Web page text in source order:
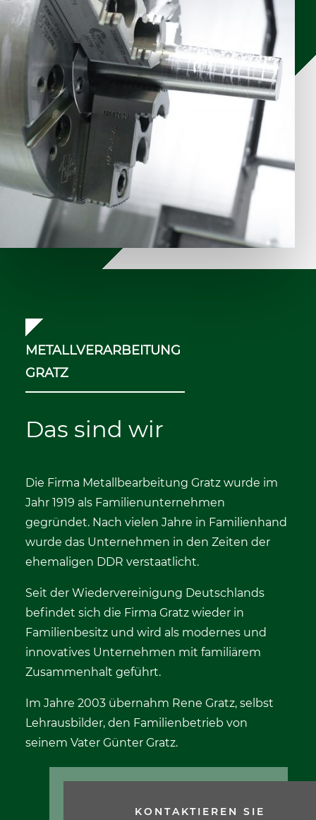
METALLVERARBEITUNG
GRATZ
Das sind wir
Die Firma Metallbearbeitung Gratz wurde im
Jahr 1919 als Familienunternehmen
gegründet. Nach vielen Jahre in Familienhand
wurde das Unternehmen in den Zeiten der
ehemaligen DDR verstaatlicht.
Seit der Wiedervereinigung Deutschlands
befindet sich die Firma Gratz wieder in
Familienbesitz und wird als modernes und
innovatives Unternehmen mit familiärem
Zusammenhalt geführt.
Im Jahre 2003 übernahm Rene Gratz, selbst
Lehrausbilder, den Familienbetrieb von
seinem Vater Günter Gratz.
KONTAKTIEREN SIE